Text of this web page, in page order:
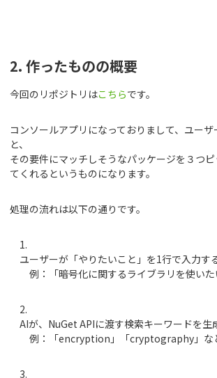
2. 作ったものの概要
今回のリポジトリはこちらです。
コンソールアプリになっておりまして、ユー
と、
その要件にマッチしそうなパッケージを３つ
てくれるというものになります。
処理の流れは以下の通りです。
ユーザーが「やりたいこと」を1行で入力す
例：「暗号化に関するライブラリを使いた
AIが、NuGet APIに渡す検索キーワードを生
例：「encryption」「cryptography」な